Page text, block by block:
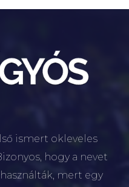
ismert okleveles
hogy a nevet
mert egy